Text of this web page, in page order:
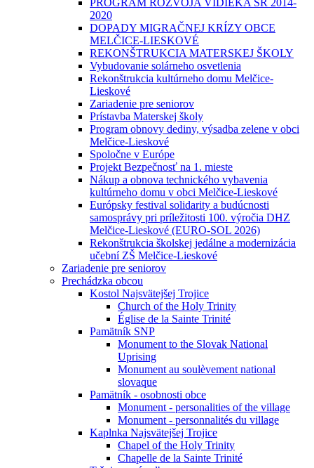
PROGRAM ROZVOJA VIDIEKA SR 2014-
2020
DOPADY MIGRAČNEJ KRÍZY OBCE
MELČICE-LIESKOVÉ
REKONŠTRUKCIA MATERSKEJ ŠKOLY
Vybudovanie solárneho osvetlenia
Rekonštrukcia kultúrneho domu Melčice-
Lieskové
Zariadenie pre seniorov
Prístavba Materskej školy
Program obnovy dediny, výsadba zelene v obci
Melčice-Lieskové
Spoločne v Európe
Projekt Bezpečnosť na 1. mieste
Nákup a obnova technického vybavenia
kultúrneho domu v obci Melčice-Lieskové
Európsky festival solidarity a budúcnosti
samosprávy pri príležitosti 100. výročia DHZ
Melčice-Lieskové (EURO-SOL 2026)
Rekonštrukcia školskej jedálne a modernizácia
učební ZŠ Melčice-Lieskové
Zariadenie pre seniorov
Prechádzka obcou
Kostol Najsvätejšej Trojice
Church of the Holy Trinity
Église de la Sainte Trinité
Pamätník SNP
Monument to the Slovak National
Uprising
Monument au soulèvement national
slovaque
Pamätník - osobnosti obce
Monument - personalities of the village
Monument - personnalités du village
Kaplnka Najsvätejšej Trojice
Chapel of the Holy Trinity
Chapelle de la Sainte Trinité